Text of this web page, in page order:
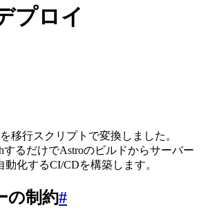
プロイ
移行スクリプトで変換しました。
するだけでAstroのビルドからサーバー
化するCI/CDを構築します。
の制約#